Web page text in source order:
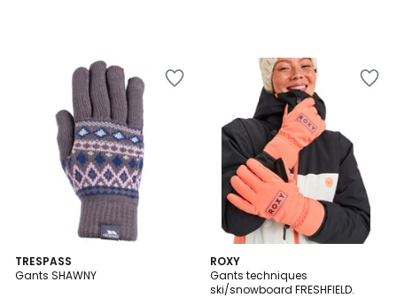
TRESPASS
Gants SHAWNY
2
Couleurs
ROXY
Gants techniques
ski/snowboard FRESHFIELD.
2
Couleurs